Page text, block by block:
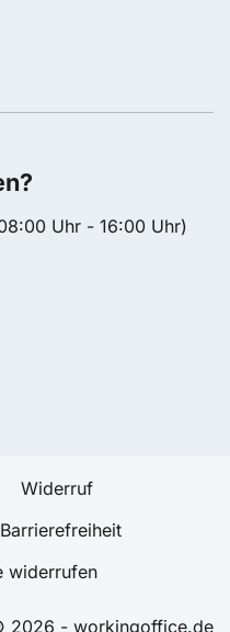
Uhr - 16:00 Uhr)
Widerruf
Barrierefreiheit
widerrufen
2026 - workingoffice.de